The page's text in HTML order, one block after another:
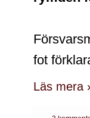
fot
Läs mera